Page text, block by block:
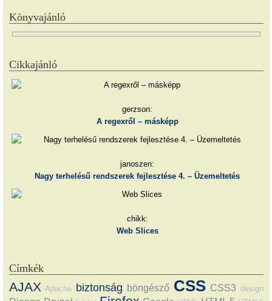
Könyvajánló
Cikkajánló
gerzson:
A regexről – másképp
janoszen:
Nagy terhelésű rendszerek fejlesztése 4. – Üzemeltetés
chikk:
Web Slices
Címkék
AJAX Apache biztonság böngésző CSS CSS3 design